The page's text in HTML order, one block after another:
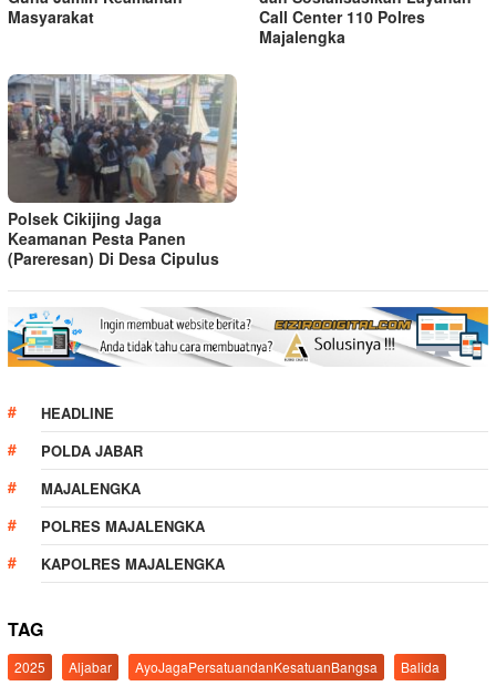
Masyarakat
Call Center 110 Polres
Majalengka
Polsek Cikijing Jaga
Keamanan Pesta Panen
(Pareresan) Di Desa Cipulus
HEADLINE
POLDA JABAR
MAJALENGKA
POLRES MAJALENGKA
KAPOLRES MAJALENGKA
TAG
2025 Aljabar AyoJagaPersatuandanKesatuanBangsa
Balida